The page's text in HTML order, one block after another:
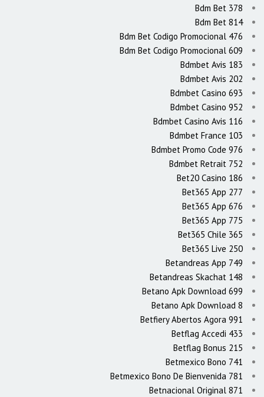
Bdm Bet 378
Bdm Bet 814
Bdm Bet Codigo Promocional 476
Bdm Bet Codigo Promocional 609
Bdmbet Avis 183
Bdmbet Avis 202
Bdmbet Casino 693
Bdmbet Casino 952
Bdmbet Casino Avis 116
Bdmbet France 103
Bdmbet Promo Code 976
Bdmbet Retrait 752
Bet20 Casino 186
Bet365 App 277
Bet365 App 676
Bet365 App 775
Bet365 Chile 365
Bet365 Live 250
Betandreas App 749
Betandreas Skachat 148
Betano Apk Download 699
Betano Apk Download 8
Betfiery Abertos Agora 991
Betflag Accedi 433
Betflag Bonus 215
Betmexico Bono 741
Betmexico Bono De Bienvenida 781
Betnacional Original 871